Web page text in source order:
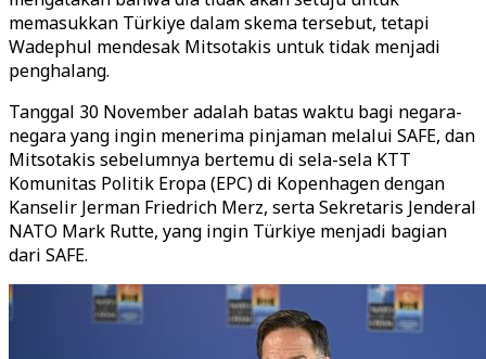
memasukkan Türkiye dalam skema tersebut, tetapi
Wadephul mendesak Mitsotakis untuk tidak menjadi
penghalang.
Tanggal 30 November adalah batas waktu bagi negara-
negara yang ingin menerima pinjaman melalui SAFE, dan
Mitsotakis sebelumnya bertemu di sela-sela KTT
Komunitas Politik Eropa (EPC) di Kopenhagen dengan
Kanselir Jerman Friedrich Merz, serta Sekretaris Jenderal
NATO Mark Rutte, yang ingin Türkiye menjadi bagian
dari SAFE.